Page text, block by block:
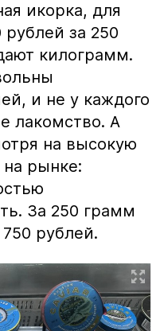
икорка, для
рублей за 250
килограмм.
и не у каждого
лакомство. А
на высокую
на рынке:
За 250 грамм
рублей.